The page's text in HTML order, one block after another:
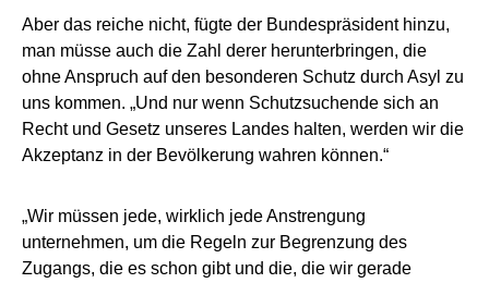
Aber das reiche nicht, fügte der Bundespräsident hinzu,
man müsse auch die Zahl derer herunterbringen, die
ohne Anspruch auf den besonderen Schutz durch Asyl zu
uns kommen. „Und nur wenn Schutzsuchende sich an
Recht und Gesetz unseres Landes halten, werden wir die
Akzeptanz in der Bevölkerung wahren können.“
„Wir müssen jede, wirklich jede Anstrengung
unternehmen, um die Regeln zur Begrenzung des
Zugangs, die es schon gibt und die, die wir gerade